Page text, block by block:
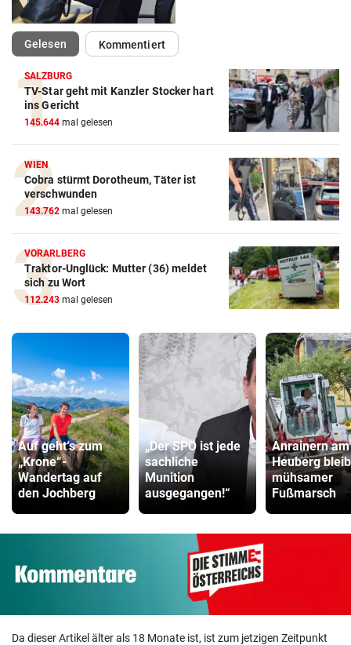
Gelesen(ausgewählt)Kommentiert
SALZBURG
TV-Star geht mit Kanzler Stocker hart
ins Gericht
145.644 mal gelesen
WIEN
Cobra stürmt Dorotheum, Täter ist
verschwunden
143.762 mal gelesen
VORARLBERG
Traktor-Unglück: Mutter (36) meldet
sich zu Wort
112.243 mal gelesen
Auf geht‘s zum
„Krone“-
Wandertag auf
den Jochberg
„Der SPÖ ist jede
sachliche
Munition
ausgegangen!“
Anrainern am
Heuberg
mühsamer
Fußmarsch
Da dieser Artikel älter als 18 Monate ist, ist zum jetzigen Zeitpunkt